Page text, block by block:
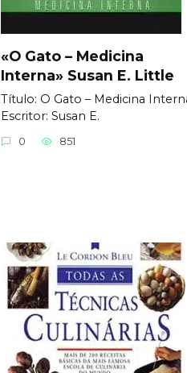
«O Gato – Medicina
Interna» Susan E. Little
Título: O Gato – Medicina
Еscritor: Susan E.
0 851